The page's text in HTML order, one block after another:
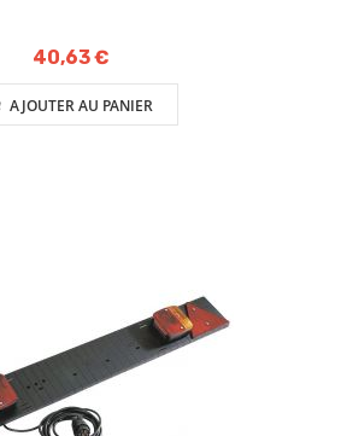
40,63 €
AJOUTER AU PANIER